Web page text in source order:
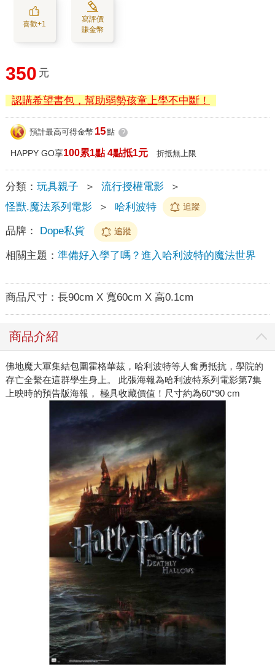
喜歡+1
寫評價
賺金幣
350 元
認購希望書包，幫助弱勢孩童上學不中斷！
預計最高可得金幣 15點 ?
HAPPY GO享100累1點 4點抵1元 折抵無上限
分類： 玩具親子 ＞ 流行授權電影
＞
怪獸.魔法系列電影
＞ 哈利波特 追蹤
品牌： Dope私貨 追蹤
相關主題： 準備好入學了嗎？進入哈利波特的魔法世界
商品尺寸： 長90cm X 寬60cm X 高0.1cm
商品介紹
佛地魔大軍集結包圍霍格華茲，哈利波特等人奮勇抵抗，學院的
存亡全繫在這群學生身上。 此張海報為哈利波特系列電影第7集
上映時的預告版海報， 極具收藏價值！尺寸約為60*90 cm